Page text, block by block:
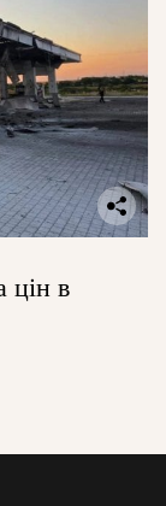
цін в